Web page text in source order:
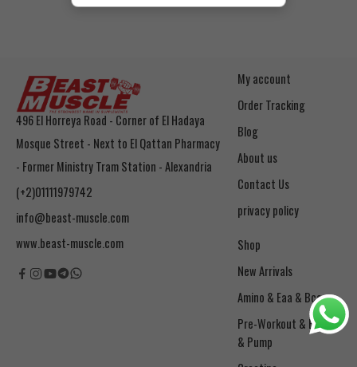
496 El Horreya Road - Corner of El Hadaya
Mosque Street - Next to El Qattan Pharmacy
- Former Ministry Tram Station - Alexandria
(+2)01111979742
info@beast-muscle.com
www.beast-muscle.com
My account
Order Tracking
Blog
About us
Contact Us
privacy policy
Shop
New Arrivals
Amino & Eaa & Bcaa
& Pump